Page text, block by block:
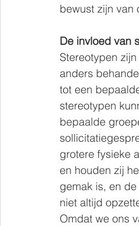
bewust zijn van
De invloed van
Stereotypen
anders
tot een
stereotypen
bepaalde
grotere fysieke
en houden zij
gemak is, en
niet altijd
Omdat we ons